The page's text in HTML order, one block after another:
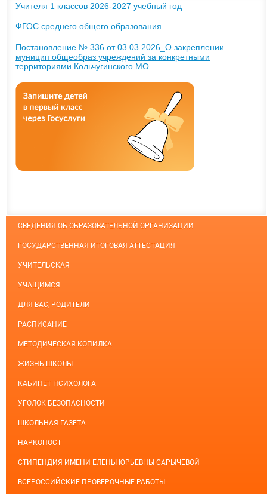
Учителя 1 классов 2026-2027 учебный год
ФГОС среднего общего образования
Постановление № 336 от 03.03.2026_О закреплении
муницип общеобраз учреждений за конкретными
территориями Кольчугинского МО
СВЕДЕНИЯ ОБ ОБРАЗОВАТЕЛЬНОЙ ОРГАНИЗАЦИИ
ГОСУДАРСТВЕННАЯ ИТОГОВАЯ АТТЕСТАЦИЯ
УЧИТЕЛЬСКАЯ
УЧАЩИМСЯ
ДЛЯ ВАС, РОДИТЕЛИ
РАСПИСАНИЕ
МЕТОДИЧЕСКАЯ КОПИЛКА
ЖИЗНЬ ШКОЛЫ
КАБИНЕТ ПСИХОЛОГА
УГОЛОК БЕЗОПАСНОСТИ
ШКОЛЬНАЯ ГАЗЕТА
НАРКОПОСТ
СТИПЕНДИЯ ИМЕНИ ЕЛЕНЫ ЮРЬЕВНЫ САРЫЧЕВОЙ
ВСЕРОССИЙСКИЕ ПРОВЕРОЧНЫЕ РАБОТЫ